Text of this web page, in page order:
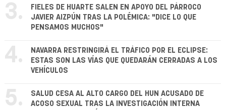
3.
FIELES DE HUARTE SALEN EN APOYO DEL PÁRROCO
JAVIER AIZPÚN TRAS LA POLÉMICA: "DICE LO QUE
PENSAMOS MUCHOS"
4.
NAVARRA RESTRINGIRÁ EL TRÁFICO POR EL ECLIPSE:
ESTAS SON LAS VÍAS QUE QUEDARÁN CERRADAS A LOS
VEHÍCULOS
5.
SALUD CESA AL ALTO CARGO DEL HUN ACUSADO DE
ACOSO SEXUAL TRAS LA INVESTIGACIÓN INTERNA